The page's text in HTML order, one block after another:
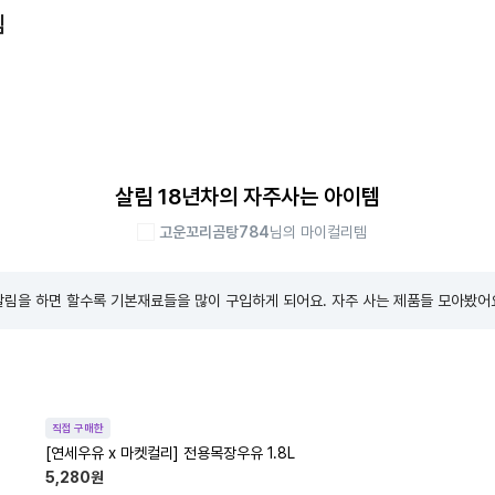
살림 18년차의 자주사는 아이템
고운꼬리곰탕784님의 마이컬리템
림을 하면 할수록 기본재료들을 많이 구입하게 되어요. 자주 사는 제품들 모아봤어
직접 구매한
[연세우유 x 마켓컬리] 전용목장우유 1.8L
5,280원